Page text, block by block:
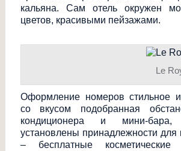
кальяна. Сам отель окружен
цветов, красивыми пейзажами.
Le
Оформление номеров стильное
со вкусом подобранная
кондиционера и мини-
установлены принадлежности
– бесплатные